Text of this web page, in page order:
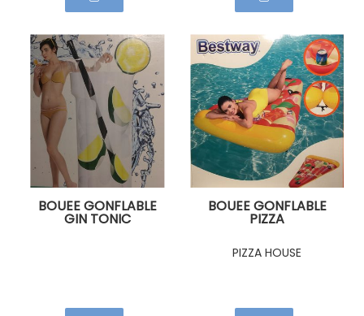
BOUEE GONFLABLE
GIN TONIC
BOUEE GONFLABLE
PIZZA
PIZZA HOUSE